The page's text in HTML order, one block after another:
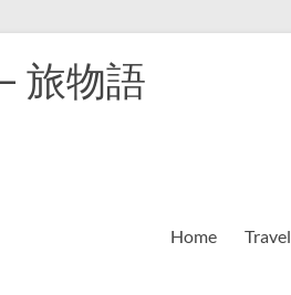
旅物語
Home Travel